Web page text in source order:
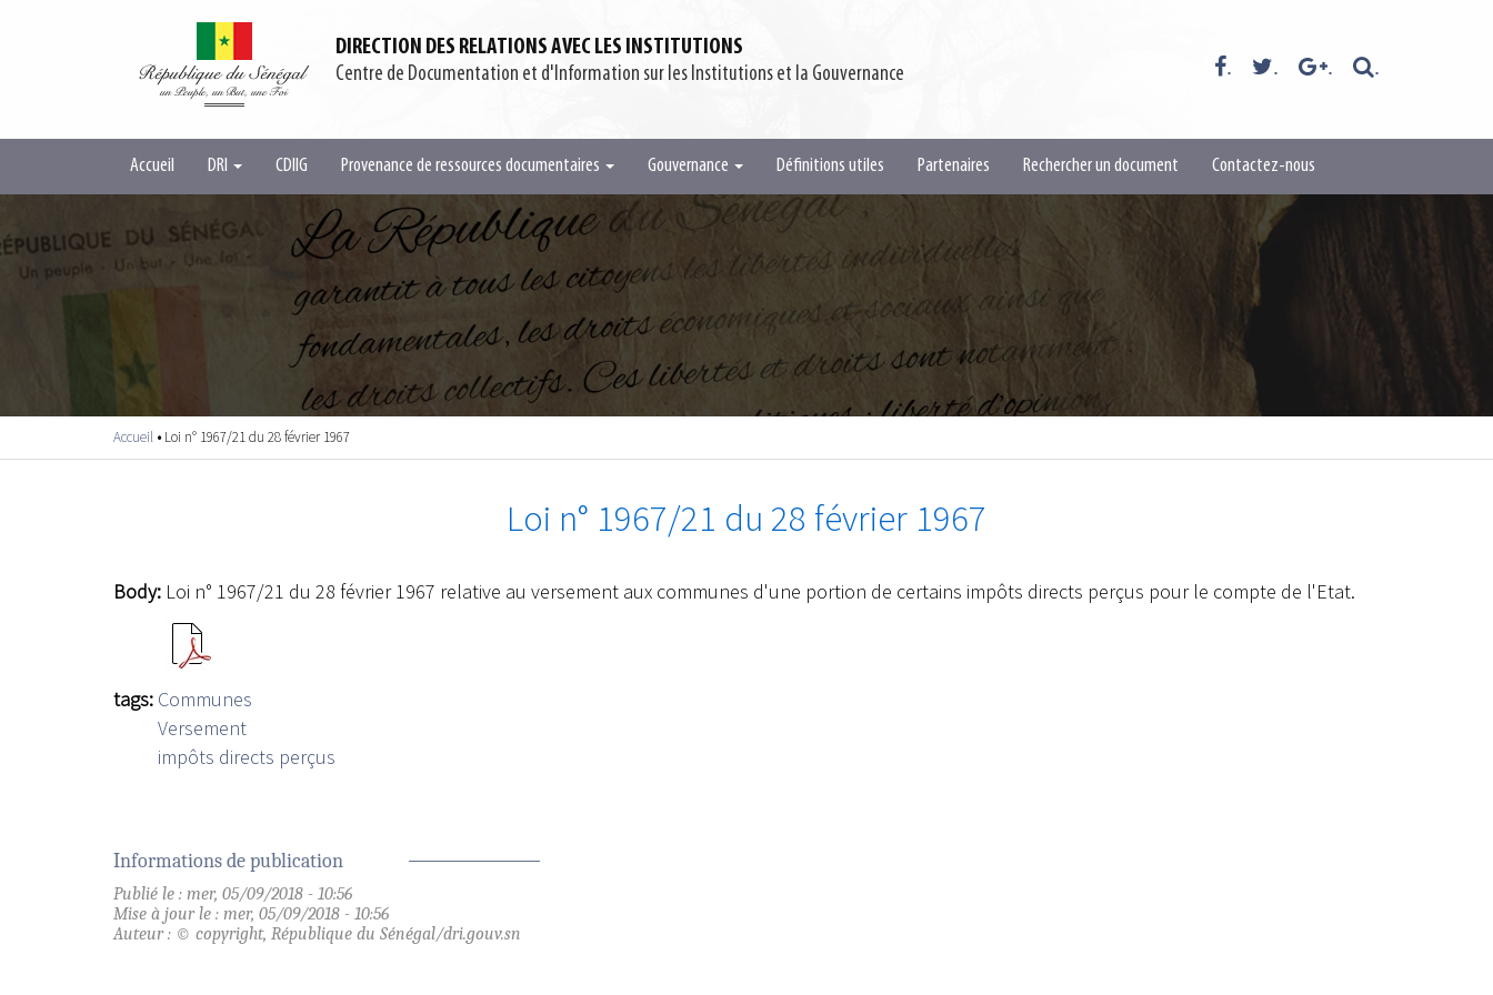
DIRECTION DES RELATIONS AVEC LES INSTITUTIONS
Centre de Documentation et d'Information sur les Institutions et la Gouvernance . . . .
Accueil DRI CDIIG Provenance de ressources documentaires Gouvernance Définitions utiles Partenaires Rechercher un document Contactez-nous
Vous êtes ici
Accueil •Loi n° 1967/21 du 28 février 1967
Loi n° 1967/21 du 28 février 1967
Body: Loi n° 1967/21 du 28 février 1967 relative au versement aux communes d'une portion de certains impôts directs perçus pour le compte de l'Etat.
tags: Communes
Versement
impôts directs perçus
Informations de publication
Publié le : mer, 05/09/2018 - 10:56
Mise à jour le : mer, 05/09/2018 - 10:56
Auteur : © copyright, République du Sénégal/dri.gouv.sn